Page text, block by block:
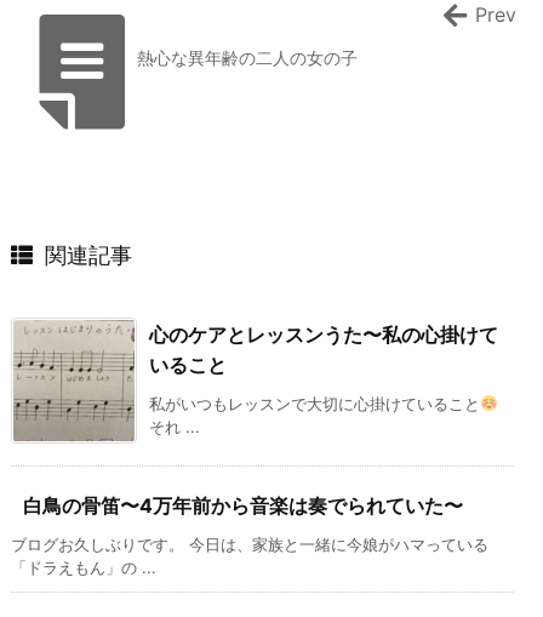
熱心な異年齢の二人の女の子
Prev
関連記事
心のケアとレッスンうた〜私の心掛けて
いること
私がいつもレッスンで大切に心掛けていること
それ ...
白鳥の骨笛〜4万年前から音楽は奏でられていた〜
ブログお久しぶりです。 今日は、家族と一緒に今娘がハマっている
「ドラえもん」の ...